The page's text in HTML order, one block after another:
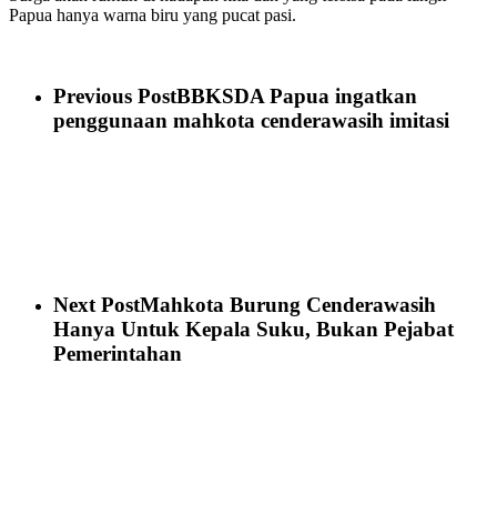
Papua hanya warna biru yang pucat pasi.
Previous PostBBKSDA Papua ingatkan
penggunaan mahkota cenderawasih imitasi
Next PostMahkota Burung Cenderawasih
Hanya Untuk Kepala Suku, Bukan Pejabat
Pemerintahan